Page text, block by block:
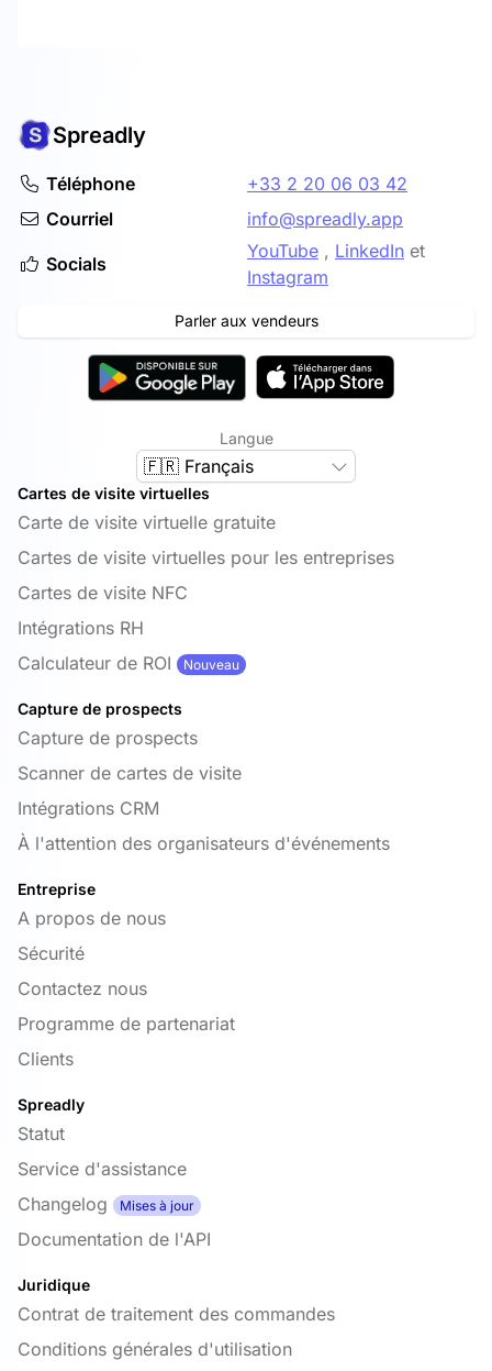
Spreadly
Téléphone
+33 2 20 06 03 42
Courriel
info@spreadly.app
Socials
YouTube , LinkedIn et
Instagram
Parler aux vendeurs
Langue
🇫🇷 Français
Cartes de visite virtuelles
Carte de visite virtuelle gratuite
Cartes de visite virtuelles pour les entreprises
Cartes de visite NFC
Intégrations RH
Calculateur de ROI
Nouveau
Capture de prospects
Capture de prospects
Scanner de cartes de visite
Intégrations CRM
À l'attention des organisateurs d'événements
Entreprise
A propos de nous
Sécurité
Contactez nous
Programme de partenariat
Clients
Spreadly
Statut
Service d'assistance
Changelog
Mises à jour
Documentation de l'API
Juridique
Contrat de traitement des commandes
Conditions générales d'utilisation